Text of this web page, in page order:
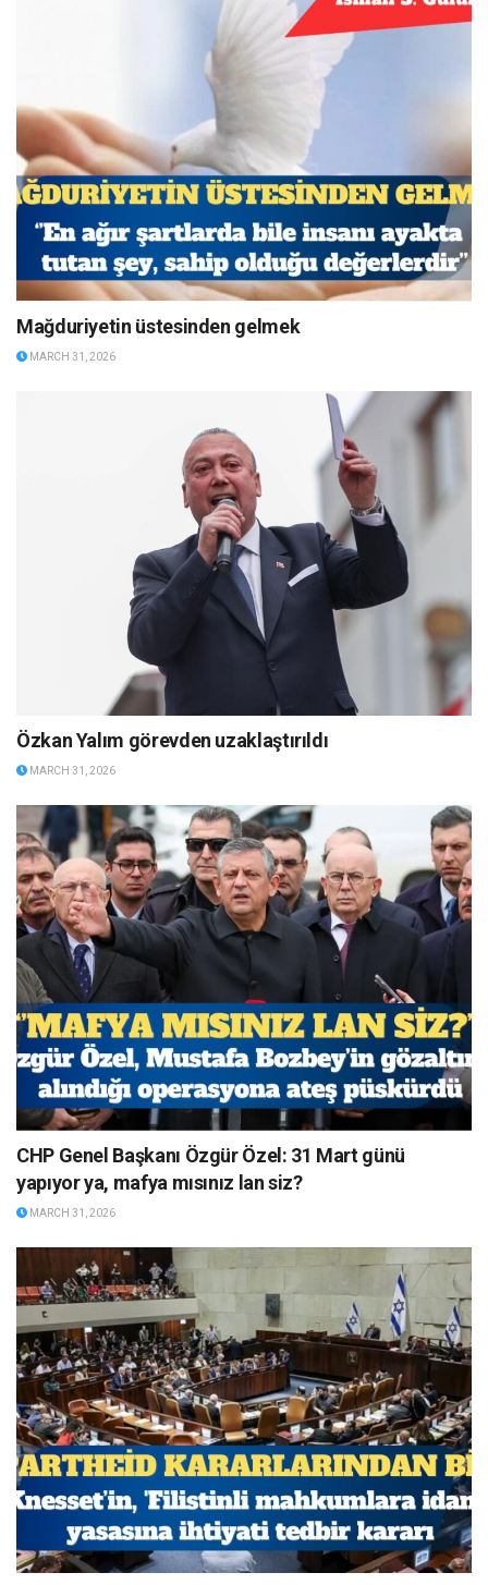
Mağduriyetin üstesinden gelmek
MARCH 31, 2026
Özkan Yalım görevden uzaklaştırıldı
MARCH 31, 2026
CHP Genel Başkanı Özgür Özel: 31 Mart günü
yapıyor ya, mafya mısınız lan siz?
MARCH 31, 2026